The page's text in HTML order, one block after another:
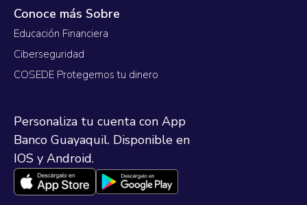
Conoce más Sobre
Educación Financiera
Ciberseguridad
COSEDE Protegemos tu dinero
Personaliza tu cuenta con App
Banco Guayaquil. Disponible en
IOS y Android.